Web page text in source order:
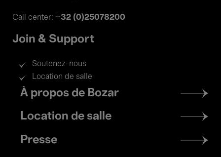
Call center: +32 (0)25078200
Join & Support
Soutenez-nous
Location de salle
Footer
menu
À propos de Bozar
Location de salle
Presse